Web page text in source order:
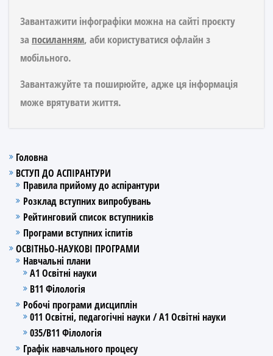
Завантажити інфографіки можна на сайті проєкту
за посиланням, аби користуватися офлайн з
мобільного.
Завантажуйте та поширюйте, адже ця інформація
може врятувати життя.
Головна
ВСТУП ДО АСПІРАНТУРИ
Правила прийому до аспірантури
Розклад вступних випробувань
Рейтинговий список вступників
Програми вступних іспитів
ОСВІТНЬО-НАУКОВІ ПРОГРАМИ
Навчальні плани
А1 Освітні науки
В11 Філологія
Робочі програми дисциплін
011 Освітні, педагогічні науки / А1 Освітні науки
035/В11 Філологія
Графік навчального процесу